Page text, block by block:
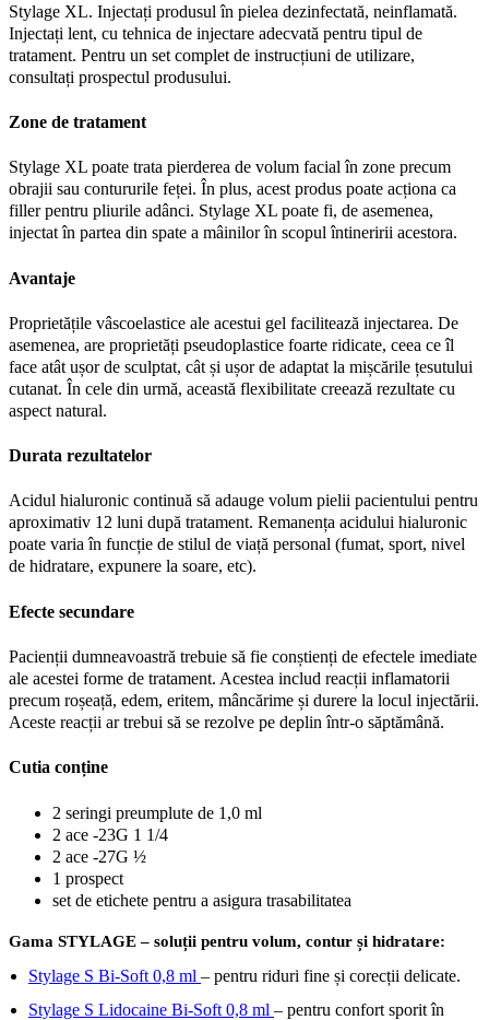
Stylage XL. Injectați produsul în pielea dezinfectată, neinflamată.
Injectați lent, cu tehnica de injectare adecvată pentru tipul de
tratament. Pentru un set complet de instrucțiuni de utilizare,
consultați prospectul produsului.
Zone de tratament
Stylage XL poate trata pierderea de volum facial în zone precum
obrajii sau contururile feței. În plus, acest produs poate acționa ca
filler pentru pliurile adânci. Stylage XL poate fi, de asemenea,
injectat în partea din spate a mâinilor în scopul întineririi acestora.
Avantaje
Proprietățile vâscoelastice ale acestui gel facilitează injectarea. De
asemenea, are proprietăți pseudoplastice foarte ridicate, ceea ce îl
face atât ușor de sculptat, cât și ușor de adaptat la mișcările țesutului
cutanat. În cele din urmă, această flexibilitate creează rezultate cu
aspect natural.
Durata rezultatelor
Acidul hialuronic continuă să adauge volum pielii pacientului pentru
aproximativ 12 luni după tratament. Remanența acidului hialuronic
poate varia în funcție de stilul de viață personal (fumat, sport, nivel
de hidratare, expunere la soare, etc).
Efecte secundare
Pacienții dumneavoastră trebuie să fie conștienți de efectele imediate
ale acestei forme de tratament. Acestea includ reacții inflamatorii
precum roșeață, edem, eritem, mâncărime și durere la locul injectării.
Aceste reacții ar trebui să se rezolve pe deplin într-o săptămână.
Cutia conține
2 seringi preumplute de 1,0 ml
2 ace -23G 1 1/4
2 ace -27G ½
1 prospect
set de etichete pentru a asigura trasabilitatea
Gama STYLAGE – soluții pentru volum, contur și hidratare:
Stylage S Bi-Soft 0,8 ml – pentru riduri fine și corecții delicate.
Stylage S Lidocaine Bi-Soft 0,8 ml – pentru confort sporit în